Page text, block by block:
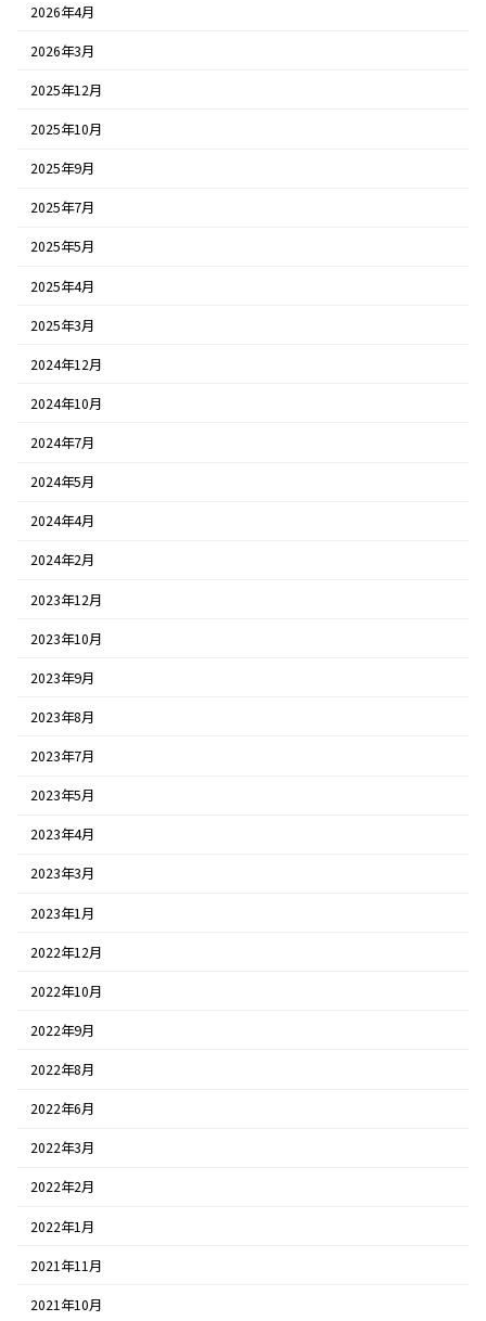
2026年4月
2026年3月
2025年12月
2025年10月
2025年9月
2025年7月
2025年5月
2025年4月
2025年3月
2024年12月
2024年10月
2024年7月
2024年5月
2024年4月
2024年2月
2023年12月
2023年10月
2023年9月
2023年8月
2023年7月
2023年5月
2023年4月
2023年3月
2023年1月
2022年12月
2022年10月
2022年9月
2022年8月
2022年6月
2022年3月
2022年2月
2022年1月
2021年11月
2021年10月